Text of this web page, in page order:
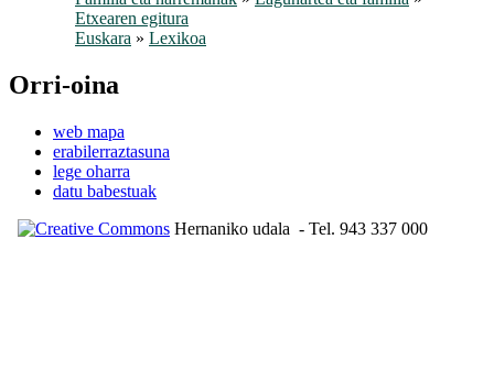
Etxearen egitura
Euskara » Lexikoa
Orri-oina
web mapa
erabilerraztasuna
lege oharra
datu babestuak
Hernaniko udala - Tel. 943 337 000